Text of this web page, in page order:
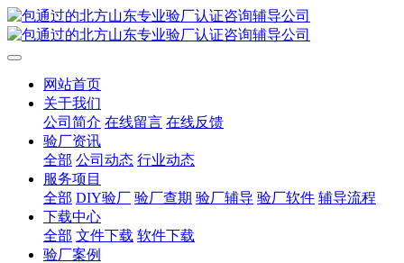
网站首页
关于我们
公司简介 在线留言 在线反馈
验厂资讯
全部 公司动态 行业动态
服务项目
全部 DIY验厂 验厂查期 验厂辅导 验厂软件 辅导流程
下载中心
全部 文件下载 软件下载
验厂案例